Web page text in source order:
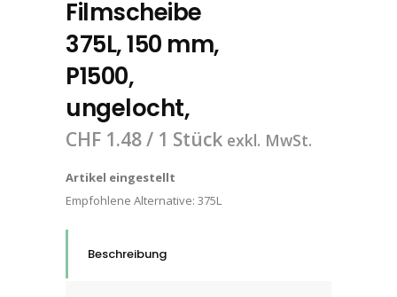
Filmscheibe
375L, 150 mm,
P1500,
ungelocht,
CHF 1.48/ 1 Stück exkl. MwSt.
Artikel eingestellt
Empfohlene Alternative: 375L
Beschreibung